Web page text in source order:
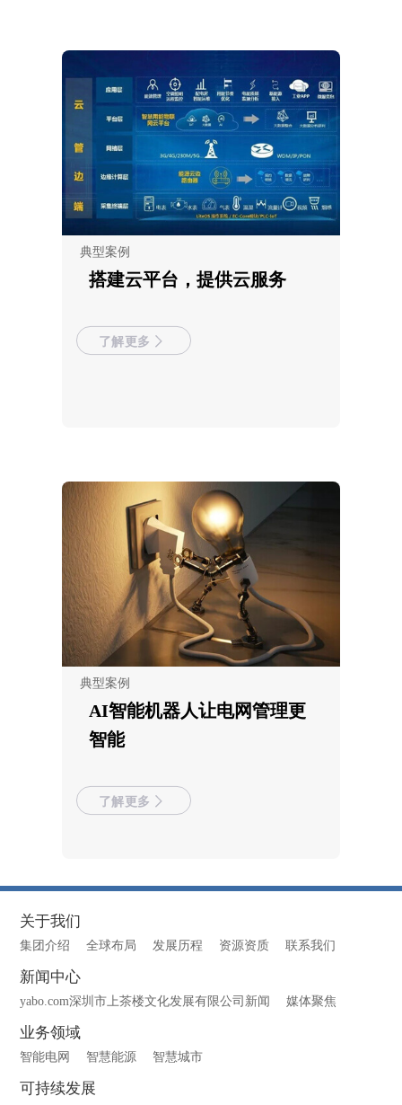
典型案例
搭建云平台，提供云服务
了解更多
典型案例
AI智能机器人让电网管理更
智能
了解更多
关于我们
集团介绍 全球布局 发展历程 资源资质 联系我们
新闻中心
yabo.com深圳市上茶楼文化发展有限公司新闻 媒体聚焦
业务领域
智能电网 智慧能源 智慧城市
可持续发展